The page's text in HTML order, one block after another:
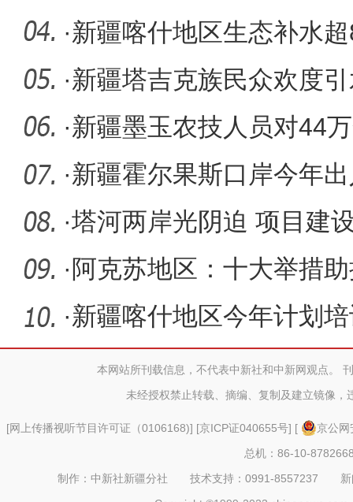
托 守正
·新疆喀什地区生态补水
·新疆塔吉克族民众欢度
春天
·新疆墨玉农技人员对44
管护
·新疆霍尔果斯口岸今年
次
·塔河两岸光阴迫 项目建
· 阿克苏地区：十大举措
·新疆喀什地区今年计划
次 新增
本网站所刊载信息，不代表中新社和中新网观点。
未经授权禁止转载、摘编、复制及建立镜像，
[网上传播视听节目许可证（0106168)] [京ICP证040655号] [
京公
总机：86-10-
制作：中新社新疆分社 技术支持：0991-8557237